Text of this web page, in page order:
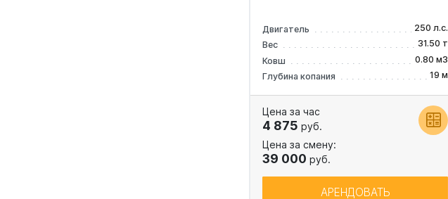
Двигатель
250 л.с.
Вес
31.50 т
Ковш
0.80 м3
Глубина копания
19 м
Цена за час
4 875 руб.
Цена за смену:
39 000 руб.
АРЕНДОВАТЬ